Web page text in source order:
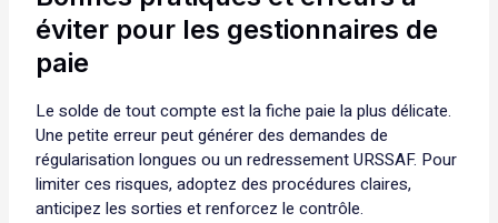
éviter pour les gestionnaires de
paie
Le solde de tout compte est la fiche paie la plus délicate.
Une petite erreur peut générer des demandes de
régularisation longues ou un redressement URSSAF. Pour
limiter ces risques, adoptez des procédures claires,
anticipez les sorties et renforcez le contrôle.